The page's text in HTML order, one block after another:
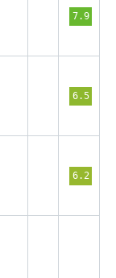
7.9
6.5
6.2